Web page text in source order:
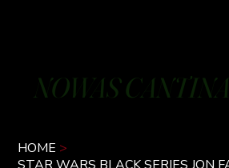
NOWAS CANTINA
HOME >